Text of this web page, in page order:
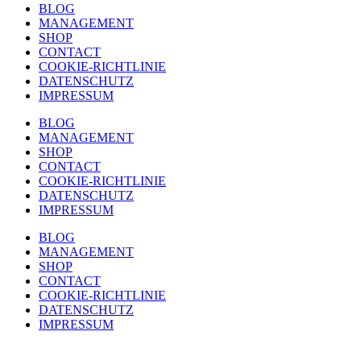
BLOG
MANAGEMENT
SHOP
CONTACT
COOKIE-RICHTLINIE
DATENSCHUTZ
IMPRESSUM
BLOG
MANAGEMENT
SHOP
CONTACT
COOKIE-RICHTLINIE
DATENSCHUTZ
IMPRESSUM
BLOG
MANAGEMENT
SHOP
CONTACT
COOKIE-RICHTLINIE
DATENSCHUTZ
IMPRESSUM